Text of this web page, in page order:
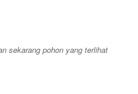
sekarang pohon yang terlihat